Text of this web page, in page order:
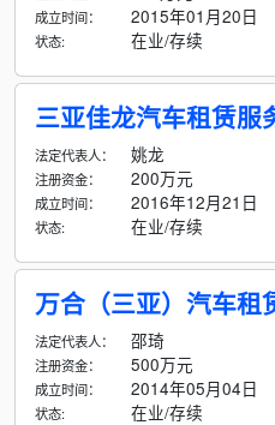
成立时间： 2015年01月20日
状态: 在业/存续
三亚佳龙汽车租赁服
法定代表人： 姚龙
注册资金： 200万元
成立时间： 2016年12月21日
状态: 在业/存续
万合（三亚）汽车租
法定代表人： 邵琦
注册资金： 500万元
成立时间： 2014年05月04日
状态: 在业/存续